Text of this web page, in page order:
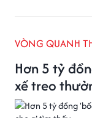
Hơn 5 tỷ
xế treo
VÒNG QUANH